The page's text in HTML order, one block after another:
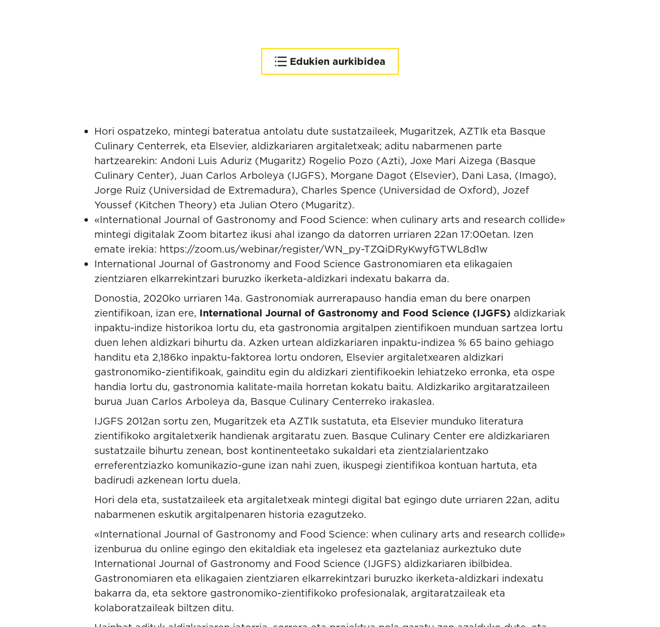
Edukien aurkibidea
Inpaktu-faktorea
Hori ospatzeko, mintegi bateratua antolatu dute sustatzaileek, Mugaritzek, AZTIk eta Basque
Culinary Centerrek, eta Elsevier, aldizkariaren argitaletxeak; aditu nabarmenen parte
hartzearekin: Andoni Luis Aduriz (Mugaritz) Rogelio Pozo (Azti), Joxe Mari Aizega (Basque
Culinary Center), Juan Carlos Arboleya (IJGFS), Morgane Dagot (Elsevier), Dani Lasa, (Imago),
Jorge Ruiz (Universidad de Extremadura), Charles Spence (Universidad de Oxford), Jozef
Youssef (Kitchen Theory) eta Julian Otero (Mugaritz).
«International Journal of Gastronomy and Food Science: when culinary arts and research collide»
mintegi digitalak Zoom bitartez ikusi ahal izango da datorren urriaren 22an 17:00etan. Izen
emate irekia: https://zoom.us/webinar/register/WN_py-TZQiDRyKwyfGTWL8d1w
International Journal of Gastronomy and Food Science Gastronomiaren eta elikagaien
zientziaren elkarrekintzari buruzko ikerketa-aldizkari indexatu bakarra da.
Donostia, 2020ko urriaren 14a. Gastronomiak aurrerapauso handia eman du bere onarpen
zientifikoan, izan ere, International Journal of Gastronomy and Food Science (IJGFS) aldizkariak
inpaktu-indize historikoa lortu du, eta gastronomia argitalpen zientifikoen munduan sartzea lortu
duen lehen aldizkari bihurtu da. Azken urtean aldizkariaren inpaktu-indizea % 65 baino gehiago
handitu eta 2,186ko inpaktu-faktorea lortu ondoren, Elsevier argitaletxearen aldizkari
gastronomiko-zientifikoak, gainditu egin du aldizkari zientifikoekin lehiatzeko erronka, eta ospe
handia lortu du, gastronomia kalitate-maila horretan kokatu baitu. Aldizkariko argitaratzaileen
burua Juan Carlos Arboleya da, Basque Culinary Centerreko irakaslea.
IJGFS 2012an sortu zen, Mugaritzek eta AZTIk sustatuta, eta Elsevier munduko literatura
zientifikoko argitaletxerik handienak argitaratu zuen. Basque Culinary Center ere aldizkariaren
sustatzaile bihurtu zenean, bost kontinenteetako sukaldari eta zientzialarientzako
erreferentziazko komunikazio-gune izan nahi zuen, ikuspegi zientifikoa kontuan hartuta, eta
badirudi azkenean lortu duela.
Hori dela eta, sustatzaileek eta argitaletxeak mintegi digital bat egingo dute urriaren 22an, aditu
nabarmenen eskutik argitalpenaren historia ezagutzeko.
«International Journal of Gastronomy and Food Science: when culinary arts and research collide»
izenburua du online egingo den ekitaldiak eta ingelesez eta gaztelaniaz aurkeztuko dute
International Journal of Gastronomy and Food Science (IJGFS) aldizkariaren ibilbidea.
Gastronomiaren eta elikagaien zientziaren elkarrekintzari buruzko ikerketa-aldizkari indexatu
bakarra da, eta sektore gastronomiko-zientifikoko profesionalak, argitaratzaileak eta
kolaboratzaileak biltzen ditu.